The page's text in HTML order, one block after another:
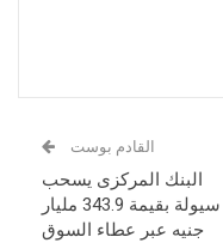
القادم بوست
البنك المركزى يسحب
سيولة بقيمة 343.9 مليار
جنيه عبر عطاء السوق